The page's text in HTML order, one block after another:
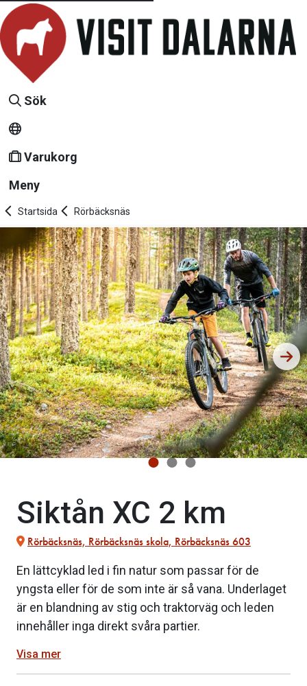
Sök
Varukorg
Meny
Startsida Rörbäcksnäs
Siktån XC 2 km
Rörbäcksnäs, Rörbäcksnäs skola, Rörbäcksnäs 603
En lättcyklad led i fin natur som passar för de
yngsta eller för de som inte är så vana. Underlaget
är en blandning av stig och traktorväg och leden
innehåller inga direkt svåra partier.
Visa mer